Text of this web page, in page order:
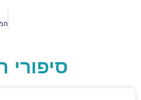
סיפורי